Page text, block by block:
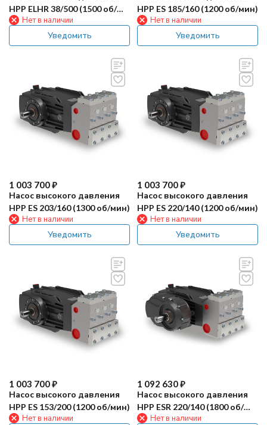
HPP ELHR 38/500 (1500 об/
мин)Нет в наличии
Уведомить
HPP ES 185/160 (1200 об/мин)
Нет в наличии
Уведомить
1 003 700₽
Насос высокого давления
HPP ES 203/160 (1300 об/мин)
Нет в наличии
Уведомить
1 003 700₽
Насос высокого давления
HPP ES 220/140 (1200 об/мин)
Нет в наличии
Уведомить
1 003 700₽
Насос высокого давления
HPP ES 153/200 (1200 об/мин)
Нет в наличии
1 092 630₽
Насос высокого давления
HPP ESR 220/140 (1800 об/
мин)Нет в наличии